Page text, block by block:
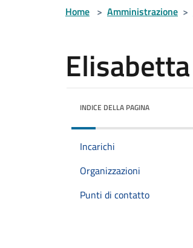
Home > Amministrazione >
INDICE DELLA PAGINA
Incarichi
Organizzazioni
Punti di contatto